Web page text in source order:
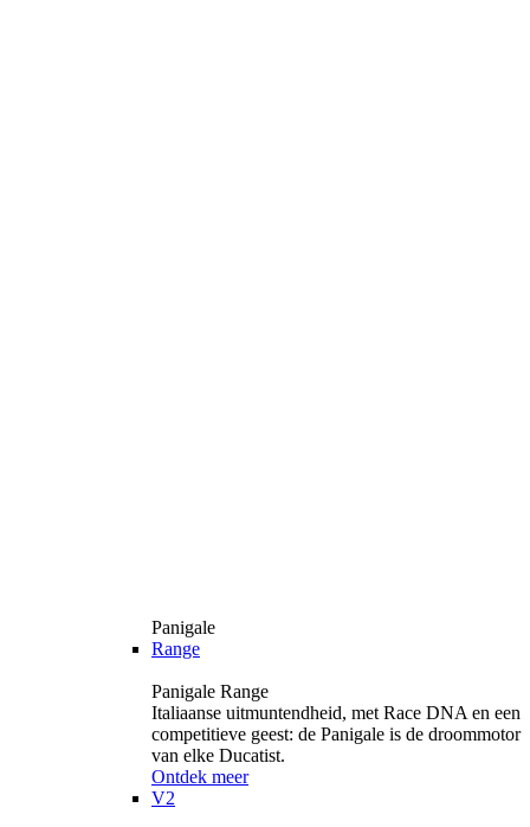
Panigale
Range
Panigale Range
Italiaanse uitmuntendheid, met Race DNA en een
competitieve geest: de Panigale is de droommotor
van elke Ducatist.
Ontdek meer
V2